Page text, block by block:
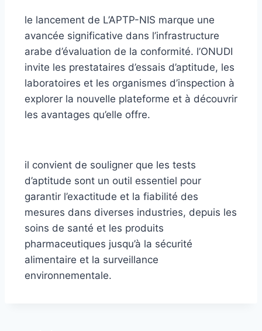
le lancement de L’APTP-NIS marque une
avancée significative dans l’infrastructure
arabe d’évaluation de la conformité. l’ONUDI
invite les prestataires d’essais d’aptitude, les
laboratoires et les organismes d’inspection à
explorer la nouvelle plateforme et à découvrir
les avantages qu’elle offre.
il convient de souligner que les tests
d’aptitude sont un outil essentiel pour
garantir l’exactitude et la fiabilité des
mesures dans diverses industries, depuis les
soins de santé et les produits
pharmaceutiques jusqu’à la sécurité
alimentaire et la surveillance
environnementale.